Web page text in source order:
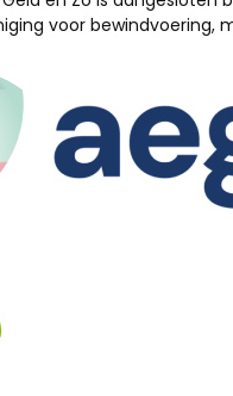
voor bewindvoering,